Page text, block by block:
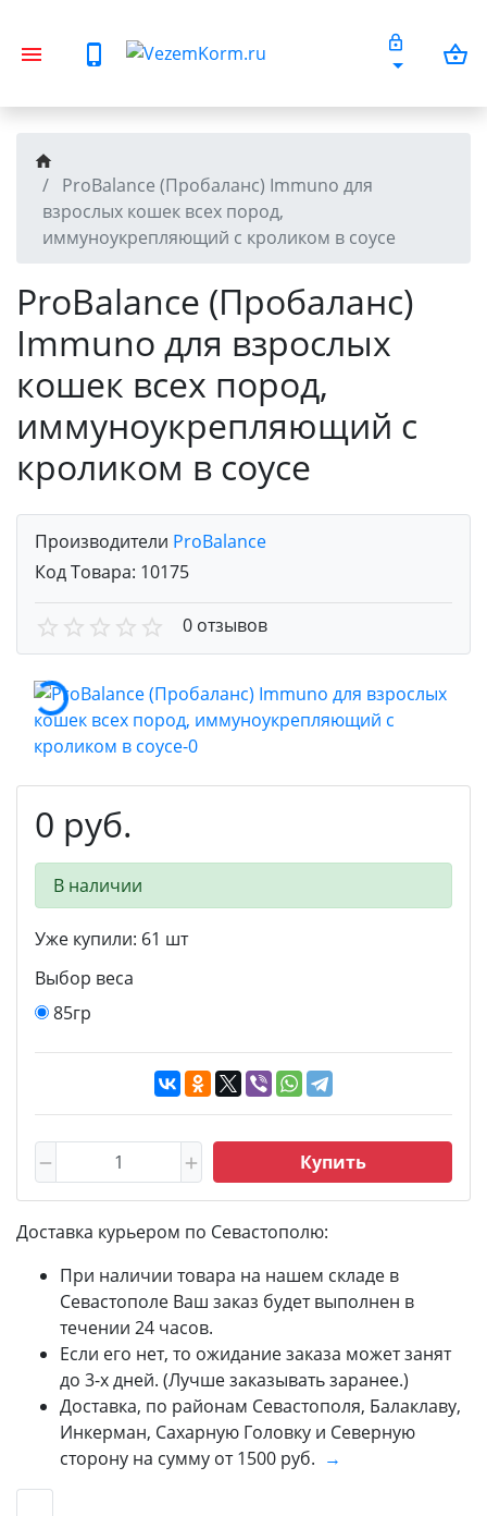
ProBalance (Пробаланс) Immuno для
взрослых кошек всех пород,
иммуноукрепляющий с кроликом в соусе
ProBalance (Пробаланс)
Immuno для взрослых
кошек всех пород,
иммуноукрепляющий с
кроликом в соусе
Производители ProBalance
Код Товара: 10175
0 отзывов
0 руб.
В наличии
Уже купили: 61 шт
Выбор веса
85гр
Купить
Доставка курьером по Севастополю:
При наличии товара на нашем складе в
Севастополе Ваш заказ будет выполнен в
течении 24 часов.
Если его нет, то ожидание заказа может занят
до 3-х дней. (Лучше заказывать заранее.)
Доставка, по районам Севастополя, Балаклаву,
Инкерман, Сахарную Головку и Северную
сторону на сумму от 1500 руб. →